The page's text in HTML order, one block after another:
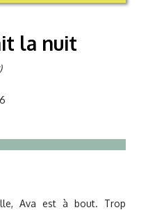
la nuit
Ava est à bout. Trop